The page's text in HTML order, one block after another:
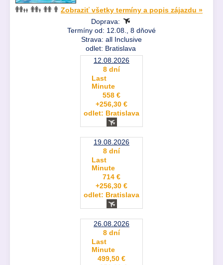
Zobraziť všetky termíny a popis zájazdu »
Doprava:
Termíny od: 12.08., 8 dňové
Strava: all Inclusive
odlet: Bratislava
12.08.2026
8 dní
Last
Minute
558 €
+256,30 €
odlet: Bratislava
19.08.2026
8 dní
Last
Minute
714 €
+256,30 €
odlet: Bratislava
26.08.2026
8 dní
Last
Minute
499,50 €